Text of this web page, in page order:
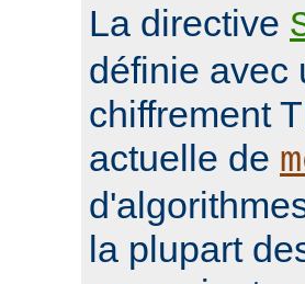
La directive
définie avec
chiffrement
actuelle de
la plupart